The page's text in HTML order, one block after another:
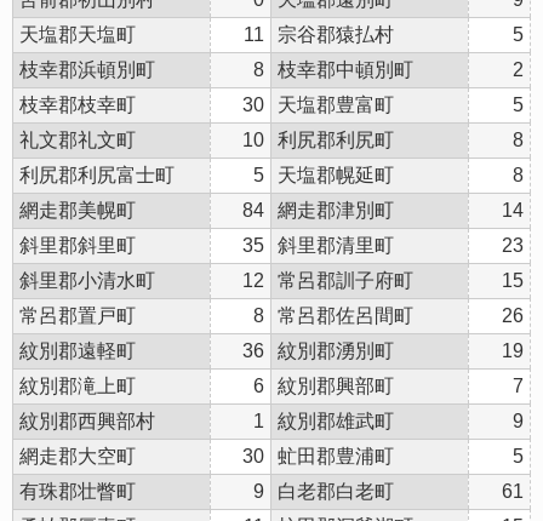
天塩郡天塩町
11 宗谷郡猿払村
5
枝幸郡浜頓別町
8 枝幸郡中頓別町
2
枝幸郡枝幸町
30 天塩郡豊富町
5
礼文郡礼文町
10 利尻郡利尻町
8
利尻郡利尻富士町
5 天塩郡幌延町
8
網走郡美幌町
84 網走郡津別町
14
斜里郡斜里町
35 斜里郡清里町
23
斜里郡小清水町
12 常呂郡訓子府町
15
常呂郡置戸町
8 常呂郡佐呂間町
26
紋別郡遠軽町
36 紋別郡湧別町
19
紋別郡滝上町
6 紋別郡興部町
7
紋別郡西興部村
1 紋別郡雄武町
9
網走郡大空町
30 虻田郡豊浦町
5
有珠郡壮瞥町
9 白老郡白老町
61